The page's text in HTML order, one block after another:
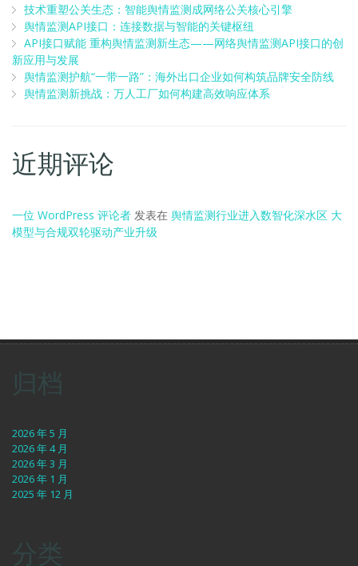
技术重塑公关生态：智能舆情监测成网络公关核心引擎
舆情监测API接口：连接数据与智能的关键枢纽
API接口赋能 重构舆情监测新生态——网络舆情监测API接口的创
新应用与发展
舆情监测护航“一带一路”：海外出口企业如何构筑品牌安全防线
舆情监测新挑战：万人工厂如何构建高效响应体系
近期评论
一位 WordPress 评论者 发表在 舆情监测行业进入数智化深水区 大
模型与合规双轮驱动产业升级
2026 年 5 月
2026 年 4 月
2026 年 3 月
2026 年 1 月
2025 年 12 月